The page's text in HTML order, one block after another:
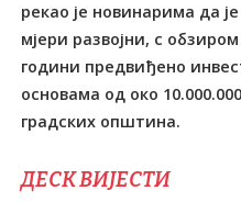
рекао је новинарима да
мјери развојни, с
години предвиђено
основама од око
ДЕСК ВИЈЕСТИ